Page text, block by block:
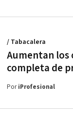
Aumentan los
completa de
/ Tabacalera
PoriProfesional